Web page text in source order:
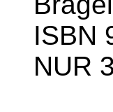
ISBN
NUR